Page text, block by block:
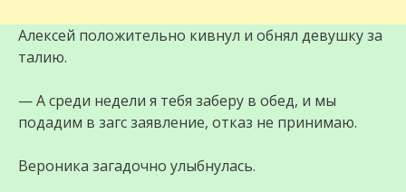
Алексей положительно кивнул и обнял девушку за
талию.
— А среди недели я тебя заберу в обед, и мы
подадим в загс заявление, отказ не принимаю.
Вероника загадочно улыбнулась.